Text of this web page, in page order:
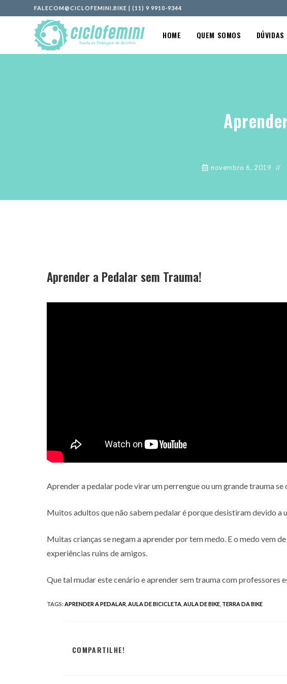
FALECOM@CICLOFEMINI.BIKE |(11) 9 9910-9344
HOME QUEM SOMOS
novembro 6, 2019
Aprender a Pedalar sem Trauma!
Aprender a pedalar pode virar um perrengue ou um grande trauma
Muitos adultos que não sabem pedalar é porque desistiram devido a
Muitas crianças se negam a aprender por tem medo. E o medo vem
experiências ruins de amigos.
Que tal mudar este cenário e aprender sem trauma com professores
TAGS:APRENDER A PEDALAR AULA DE BICICLETA AULA DE BIKE TERRA DA BIKE
COMPARTILHE!